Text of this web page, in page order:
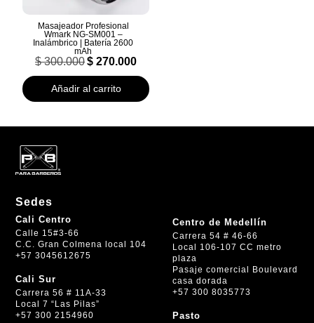
Masajeador Profesional
Wmark NG-SM001 –
Inalámbrico | Batería 2600
mAh
$300.000 El
precio
original
era:
$ 270.000
actual
$ 270.000.
Añadir al carrito
Sedes
Cali Centro
Calle 15#3-66
C.C. Gran Colmena local 104
+57 3045612675
Cali Sur
Carrera 56 # 11A-33
Local 7 “Las Pilas”
+57 300 2154960
Centro de Medellín
Carrera 54 # 46-66
Local 106-107 CC metro
plaza
Pasaje comercial Boulevard
casa dorada
+57 300 8035773
Pasto